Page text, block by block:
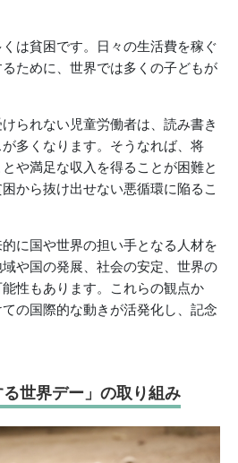
は貧困です。日々の生活費を稼ぐ
ために、世界では多くの子どもが
られない児童労働者は、読み書き
多くなります。そうなれば、将
や満足な収入を得ることが困難と
から抜け出せない悪循環に陥るこ
に国や世界の担い手となる人材を
や国の発展、社会の安定、世界の
性もあります。これらの観点か
の国際的な動きが活発化し、記念
る世界デー」の取り組み